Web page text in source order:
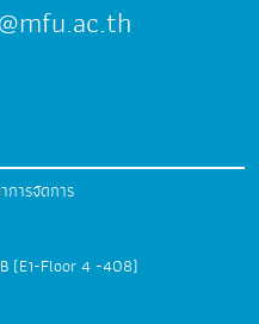
การจัดการ
(E1-Floor 4 -408)